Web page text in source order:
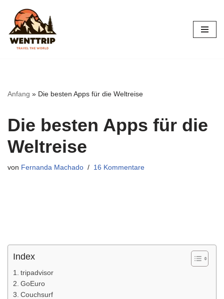
Zum
Inhalt
springen
Anfang » Die besten Apps für die Weltreise
Die besten Apps für die
Weltreise
von Fernanda Machado 16 Kommentare
Index
tripadvisor
GoEuro
Couchsurf